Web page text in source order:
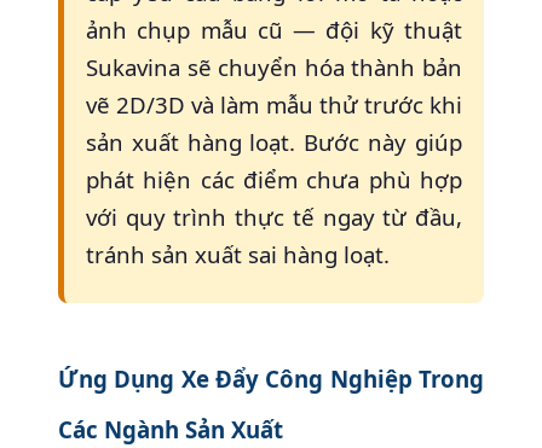
ảnh chụp mẫu cũ — đội kỹ thuật
Sukavina sẽ chuyển hóa thành bản
vẽ 2D/3D và làm mẫu thử trước khi
sản xuất hàng loạt. Bước này giúp
phát hiện các điểm chưa phù hợp
với quy trình thực tế ngay từ đầu,
tránh sản xuất sai hàng loạt.
Ứng Dụng Xe Đẩy Công Nghiệp Trong
Các Ngành Sản Xuất